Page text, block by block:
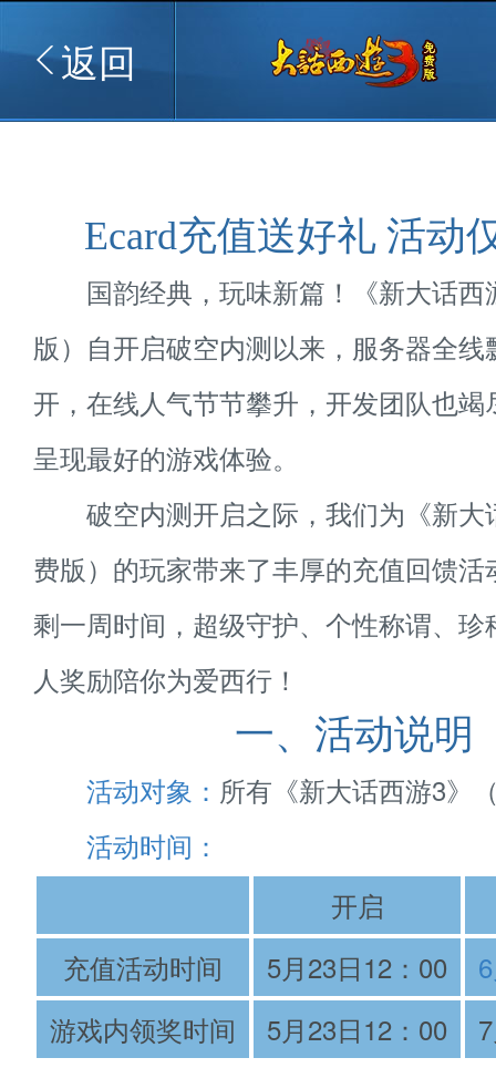
返回
Ecard充值送好礼 活动
国韵经典，玩味新篇！《新大话西
版）自开启破空内测以来，服务器全线
开，在线人气节节攀升，开发团队也
呈现最好的游戏体验。
破空内测开启之际，我们为《新大
费版）的玩家带来了丰厚的充值回馈
剩一周时间，超级守护、个性称谓、
人奖励陪你为爱西行！
一、活动说明
活动对象： 所有《新大话西游3》
活动时间：
开启
充值活动时间
5月23日12：00
游戏内领奖时间
5月23日12：00